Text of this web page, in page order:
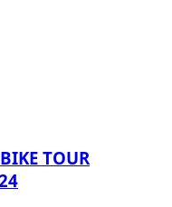
TOUR